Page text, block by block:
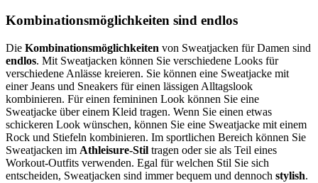
Kombinationsmöglichkeiten sind endlos
Die Kombinationsmöglichkeiten von Sweatjacken für Damen sind
endlos. Mit Sweatjacken können Sie verschiedene Looks für
verschiedene Anlässe kreieren. Sie können eine Sweatjacke mit
einer Jeans und Sneakers für einen lässigen Alltagslook
kombinieren. Für einen femininen Look können Sie eine
Sweatjacke über einem Kleid tragen. Wenn Sie einen etwas
schickeren Look wünschen, können Sie eine Sweatjacke mit einem
Rock und Stiefeln kombinieren. Im sportlichen Bereich können Sie
Sweatjacken im Athleisure-Stil tragen oder sie als Teil eines
Workout-Outfits verwenden. Egal für welchen Stil Sie sich
entscheiden, Sweatjacken sind immer bequem und dennoch stylish.